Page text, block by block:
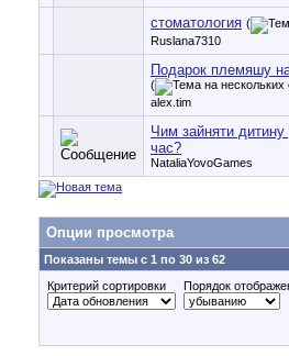
стоматология (
Ruslana7310
Подарок племяшу
(
alex.tim
Чим зайняти дитину
час?
NataliaYovoGames
Опции просмотра
Показаны темы с 1 по 30 из 62
Критерий сортировки
Порядок